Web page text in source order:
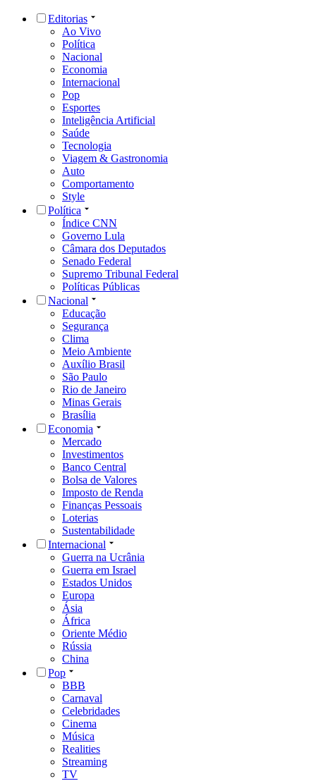
Editorias
Ao Vivo
Política
Nacional
Economia
Internacional
Pop
Esportes
Inteligência Artificial
Saúde
Tecnologia
Viagem & Gastronomia
Auto
Comportamento
Style
Política
Índice CNN
Governo Lula
Câmara dos Deputados
Senado Federal
Supremo Tribunal Federal
Políticas Públicas
Nacional
Educação
Segurança
Clima
Meio Ambiente
Auxílio Brasil
São Paulo
Rio de Janeiro
Minas Gerais
Brasília
Economia
Mercado
Investimentos
Banco Central
Bolsa de Valores
Imposto de Renda
Finanças Pessoais
Loterias
Sustentabilidade
Internacional
Guerra na Ucrânia
Guerra em Israel
Estados Unidos
Europa
Ásia
África
Oriente Médio
Rússia
China
Pop
BBB
Carnaval
Celebridades
Cinema
Música
Realities
Streaming
TV